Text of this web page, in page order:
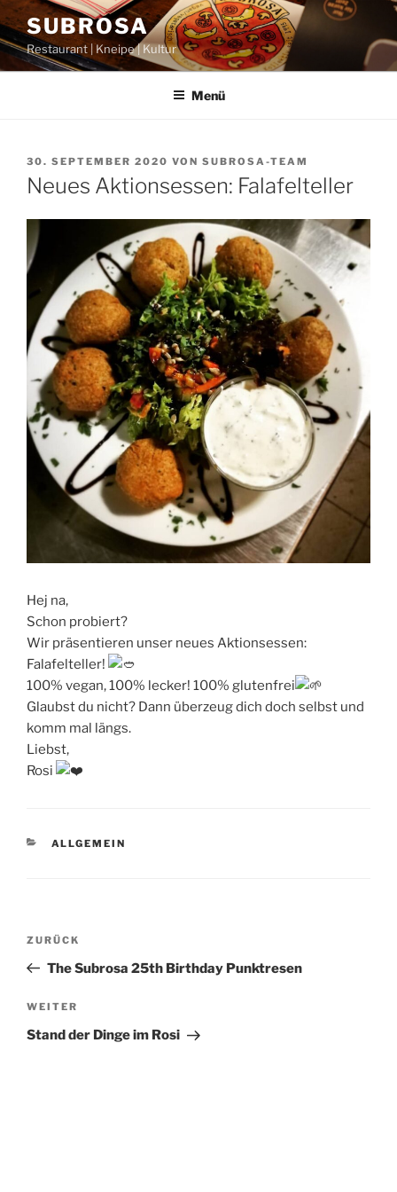
Zum
Inhalt
springen
SUBROSA
Restaurant | Kneipe | Kultur
Menü
VERÖFFENTLICHT
AM
30. SEPTEMBER 2020 VON SUBROSA-TEAM
Neues Aktionsessen: Falafelteller
Hej na,
Schon probiert?
Wir präsentieren unser neues Aktionsessen:
Falafelteller!
100% vegan, 100% lecker! 100% glutenfrei
Glaubst du nicht? Dann überzeug dich doch selbst und
komm mal längs.
Liebst,
Rosi
KATEGORIEN
ALLGEMEIN
Beitragsnavigation
Vorheriger
Beitrag
ZURÜCK
The Subrosa 25th Birthday Punktresen
Nächster
Beitrag
WEITER
Stand der Dinge im Rosi